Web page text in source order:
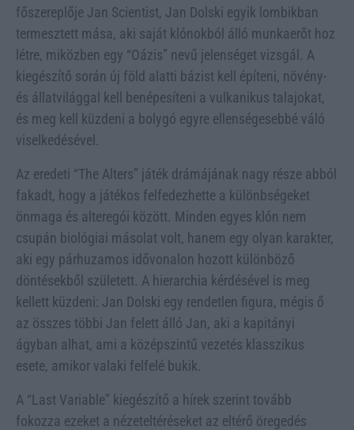
főszereplője Jan Scientist, Jan Dolski egyik lombikban
termesztett mása, aki saját klónokból álló munkaerőt hoz
létre, miközben egy “Oázis” nevű jelenséget vizsgál. A
kiegészítő során új föld alatti bázist kell építeni, növény-
és állatvilággal kell benépesíteni a vulkanikus talajokat,
és meg kell küzdeni a bolygó egyre ellenségesebbé váló
viselkedésével.
Az eredeti “The Alters” játék drámájának nagy része abból
fakadt, hogy a játékos felfedezhette a különbségeket
önmaga és alteregói között. Minden egyes klón nem
csupán biológiai másolat volt, hanem egy olyan karakter,
aki egy párhuzamos idővonalon hozott különböző
döntésekből született. A hierarchia kérdésével is meg
kellett küzdeni: Jan Dolski egy rendetlen figura, mégis ő
az összes többi Jan felett álló Jan, aki a kapitányi
ágyban alhat, ami a középszintű vezetés klasszikus
esete, amikor valaki felfelé bukik.
A “Last Variable” kiegészítő a hírek szerint tovább
fokozza ezeket a nézeteltéréseket az eltérő öregedés